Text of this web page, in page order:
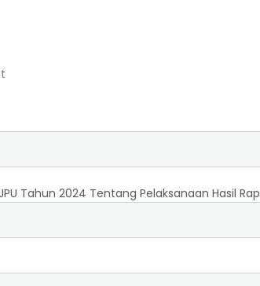
Tahun 2024 Tentang Pelaksanaan Hasil